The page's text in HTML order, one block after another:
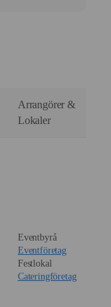
Arrangörer &
Lokaler
Eventbyrå
Eventföretag
Festlokal
Cateringföretag